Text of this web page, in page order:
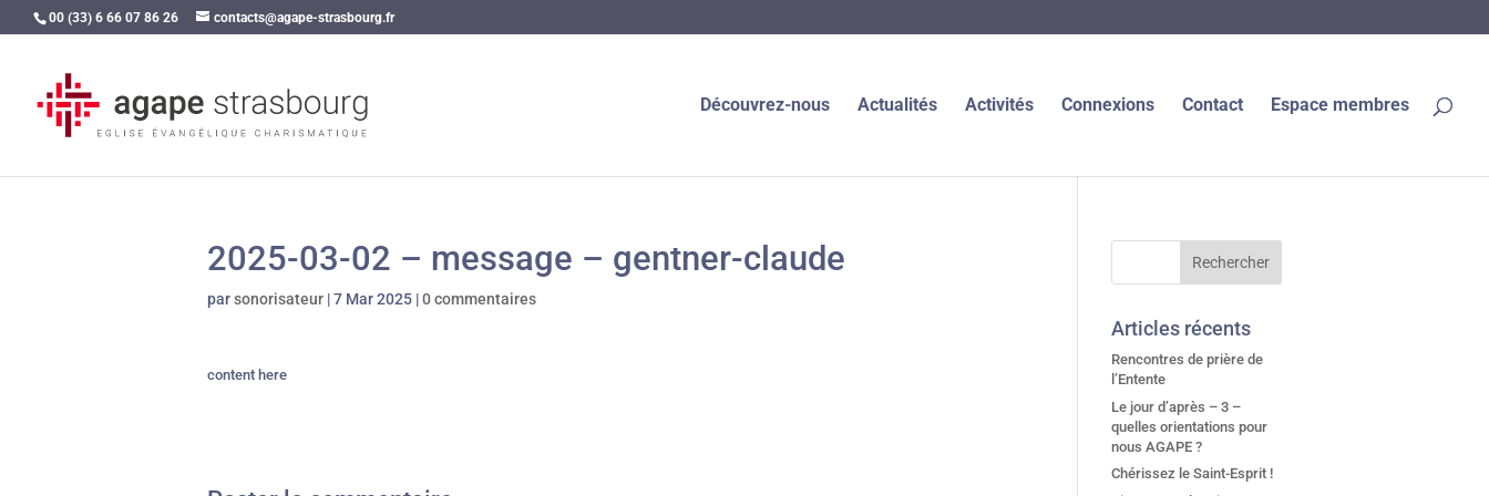
00 (33) 6 66 07 86 26 contacts@agape-strasbourg.fr
Découvrez-nous Actualités Activités Connexions Contact Espace membres
2025-03-02 – message – gentner-claude
parsonorisateur |7 Mar 2025 |0 commentaires
content here
Articles récents
Rencontres de prière de
l’Entente
Le jour d’après – 3 –
quelles orientations pour
nous AGAPE ?
Chérissez le Saint-Esprit !